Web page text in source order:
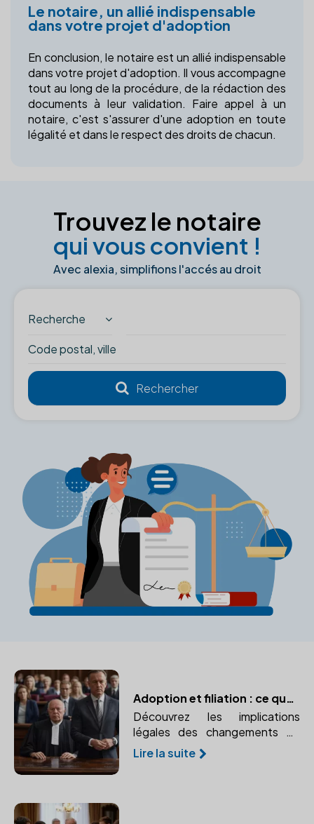
Le notaire, un allié indispensable
dans votre projet d'adoption
En conclusion, le notaire est un allié indispensable
dans votre projet d'adoption. Il vous accompagne
tout au long de la procédure, de la rédaction des
documents à leur validation. Faire appel à un
notaire, c'est s'assurer d'une adoption en toute
légalité et dans le respect des droits de chacun.
Trouvez le notaire
qui vous convient !
Avec alexia, simplifions l'accés au droit
Recherche
Adoption et filiation : ce que dit la loi
Découvrez les implications
légales des changements de
filiation après l'adoption.
Comprendre les liens de
Lire la suite